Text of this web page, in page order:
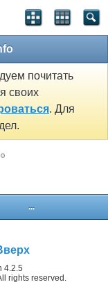
почитать
своих
. Для
...
4.2.5
rights reserved.